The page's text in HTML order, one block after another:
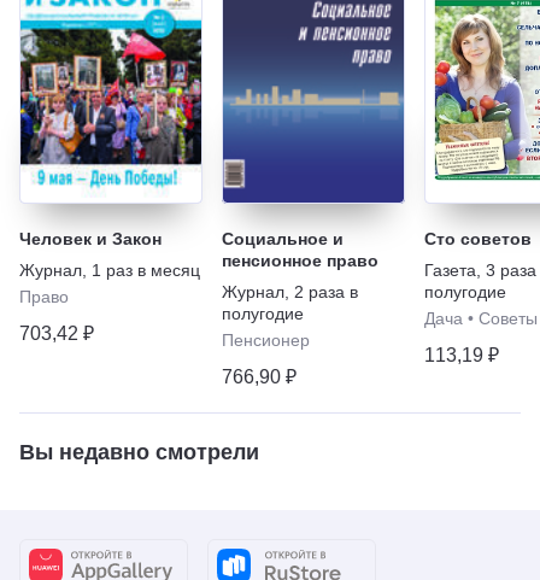
Человек и Закон
Журнал 1 раз в месяц
Право
703,42 ₽
Социальное и
пенсионное право
Журнал 2 раза в
полугодие
Пенсионер
766,90 ₽
Сто советов
Газета 3 раза
полугодие
Дача • Советы
113,19 ₽
Вы недавно смотрели